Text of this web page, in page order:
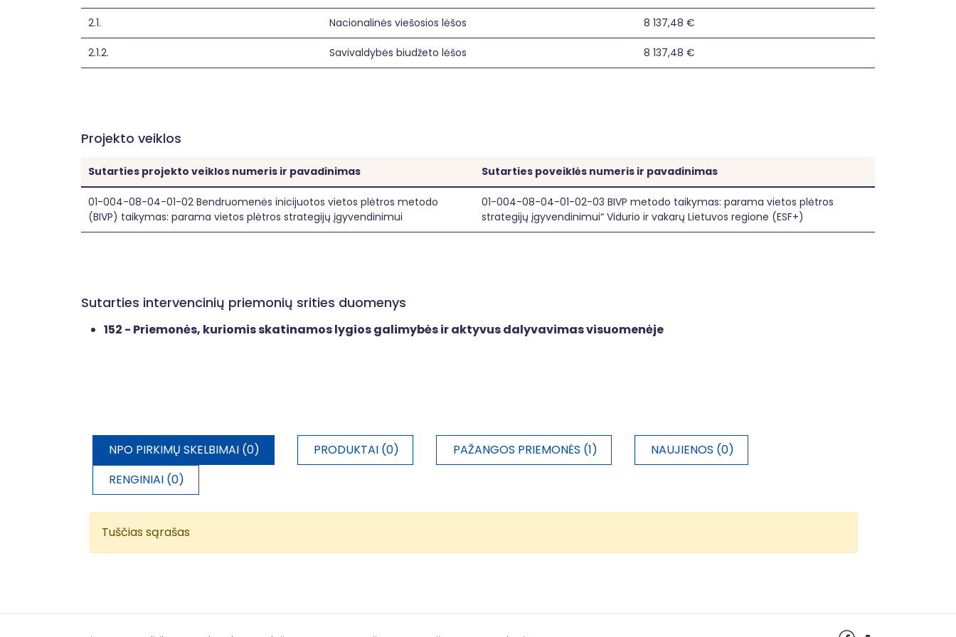
2.1. Nacionalinės viešosios lėšos 8 137,48 €
2.1.2. Savivaldybės biudžeto lėšos 8 137,48 €
Projekto veiklos
Sutarties projekto veiklos numeris ir pavadinimas Sutarties poveiklės numeris ir pavadinimas
01-004-08-04-01-02 Bendruomenės inicijuotos vietos plėtros metodo
(BIVP) taikymas: parama vietos plėtros strategijų įgyvendinimui
01-004-08-04-01-02-03 BIVP metodo taikymas: parama vietos plėtros
strategijų įgyvendinimui“ Vidurio ir vakarų Lietuvos regione (ESF+)
Sutarties intervencinių priemonių srities duomenys
152 - Priemonės, kuriomis skatinamos lygios galimybės ir aktyvus dalyvavimas visuomenėje
NPO PIRKIMŲ SKELBIMAI (0) PRODUKTAI (0) PAŽANGOS PRIEMONĖS (1)
NAUJIENOS (0)
RENGINIAI (0)
Tuščias sąrašas